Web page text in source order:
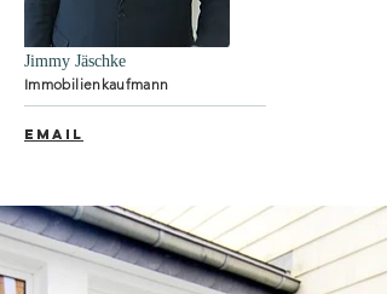
Jimmy Jäschke
Immobilienkaufmann
EMAIL